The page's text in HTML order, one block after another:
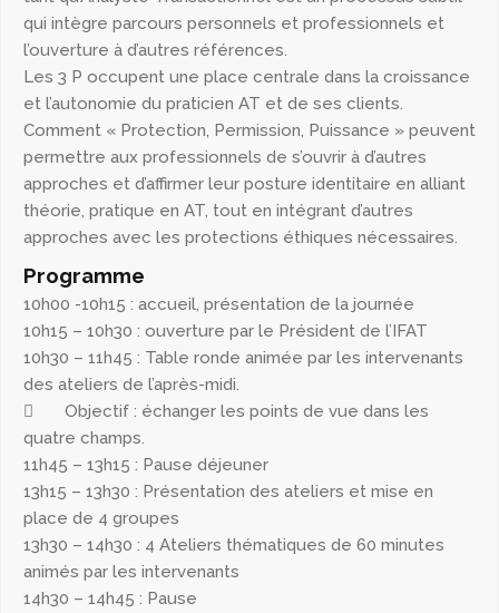
qui intègre parcours personnels et professionnels et
l’ouverture à d’autres références.
Les 3 P occupent une place centrale dans la croissance
et l’autonomie du praticien AT et de ses clients.
Comment « Protection, Permission, Puissance » peuvent
permettre aux professionnels de s’ouvrir à d’autres
approches et d’affirmer leur posture identitaire en alliant
théorie, pratique en AT, tout en intégrant d’autres
approches avec les protections éthiques nécessaires.
Programme
10h00 -10h15 : accueil, présentation de la journée
10h15 – 10h30 : ouverture par le Président de l’IFAT
10h30 – 11h45 : Table ronde animée par les intervenants
des ateliers de l’après-midi.
 Objectif : échanger les points de vue dans les
quatre champs.
11h45 – 13h15 : Pause déjeuner
13h15 – 13h30 : Présentation des ateliers et mise en
place de 4 groupes
13h30 – 14h30 : 4 Ateliers thématiques de 60 minutes
animés par les intervenants
14h30 – 14h45 : Pause